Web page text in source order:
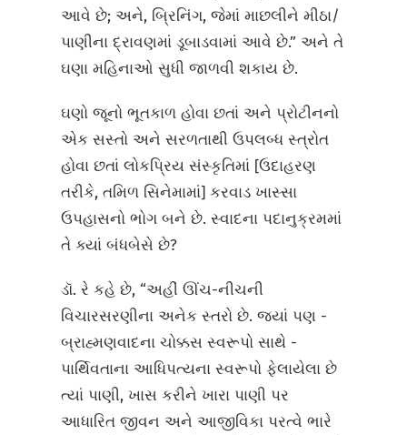
આવે છે; અને, બ્રિનિંગ, જેમાં માછલીને મીઠા/
પાણીના દ્રાવણમાં ડૂબાડવામાં આવે છે.” અને તે
ઘણા મહિનાઓ સુધી જાળવી શકાય છે.
ઘણો જૂનો ભૂતકાળ હોવા છતાં અને પ્રોટીનનો
એક સસ્તો અને સરળતાથી ઉપલબ્ધ સ્ત્રોત
હોવા છતાં લોકપ્રિય સંસ્કૃતિમાં [ઉદાહરણ
તરીકે, તમિળ સિનેમામાં] કરવાડ ખાસ્સા
ઉપહાસનો ભોગ બને છે. સ્વાદના પદાનુક્રમમાં
તે ક્યાં બંધબેસે છે?
ડૉ. રે કહે છે, “અહીં ઊંચ-નીચની
વિચારસરણીના અનેક સ્તરો છે. જ્યાં પણ -
બ્રાહ્મણવાદના ચોક્કસ સ્વરૂપો સાથે -
પાર્થિવતાના આધિપત્યના સ્વરૂપો ફેલાયેલા છે
ત્યાં પાણી, ખાસ કરીને ખારા પાણી પર
આધારિત જીવન અને આજીવિકા પરત્વે ભારે